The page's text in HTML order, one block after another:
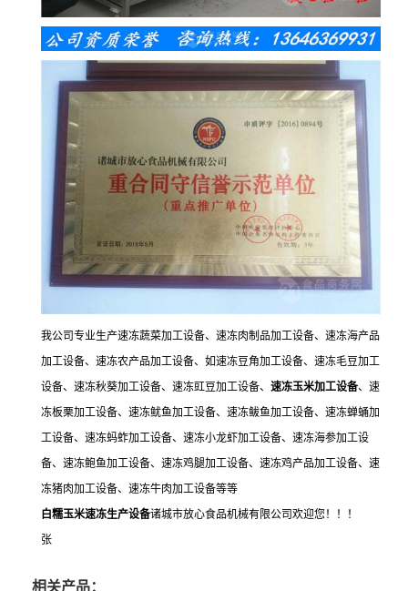
我公司专业生产速冻蔬菜加工设备、速冻肉制品加工设备、速冻海产品
加工设备、速冻农产品加工设备、如速冻豆角加工设备、速冻毛豆加工
设备、速冻秋葵加工设备、速冻豇豆加工设备、 速冻玉米加工设备、速
冻板栗加工设备、速冻鱿鱼加工设备、速冻鲅鱼加工设备、速冻蝉蛹加
工设备、速冻蚂蚱加工设备、速冻小龙虾加工设备、速冻海参加工设
备、速冻鲍鱼加工设备、速冻鸡腿加工设备、速冻鸡产品加工设备、速
冻猪肉加工设备、速冻牛肉加工设备等等
白糯玉米速冻生产设备诸城市放心食品机械有限公司欢迎您！！！
张
相关产品：